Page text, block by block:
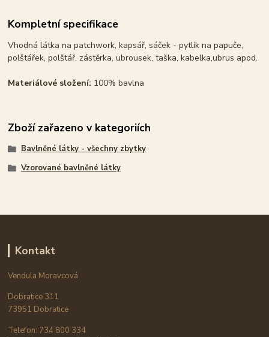
Kompletní specifikace
Vhodná látka na patchwork, kapsář, sáček - pytlík na papuče,
polštářek, polštář, zástěrka, ubrousek, taška, kabelka,ubrus apod.
Materiálové složení: 100% bavlna
Zboží zařazeno v kategoriích
Bavlněné látky - všechny zbytky
Vzorované bavlněné látky
Kontakt
Vendula Moravcová
Dobratice 311
73951 Dobratice
Telefon: 734 800 334